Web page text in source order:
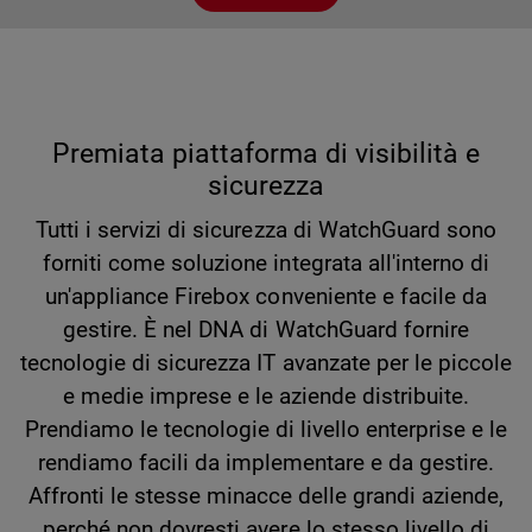
Premiata piattaforma di visibilità e
sicurezza
Tutti i servizi di sicurezza di WatchGuard sono
forniti come soluzione integrata all'interno di
un'appliance Firebox conveniente e facile da
gestire. È nel DNA di WatchGuard fornire
tecnologie di sicurezza IT avanzate per le piccole
e medie imprese e le aziende distribuite.
Prendiamo le tecnologie di livello enterprise e le
rendiamo facili da implementare e da gestire.
Affronti le stesse minacce delle grandi aziende,